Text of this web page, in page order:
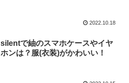
2022.10.18
silentで紬のスマホケースやイヤ
ホンは？服(衣装)がかわいい！